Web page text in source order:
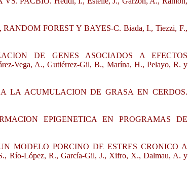
FOREST Y BAYES-C. Biada, I., Tiezzi, F.,
DE GENES ASOCIADOS A EFECTOS
Vega, A., Gutiérrez-Gil, B., Marína, H., Pelayo, R. y
LA ACUMULACION DE GRASA EN CERDOS.
EPIGENETICA EN PROGRAMAS DE
MODELO PORCINO DE ESTRES CRONICO A
Río-López, R., García-Gil, J., Xifro, X., Dalmau, A. y